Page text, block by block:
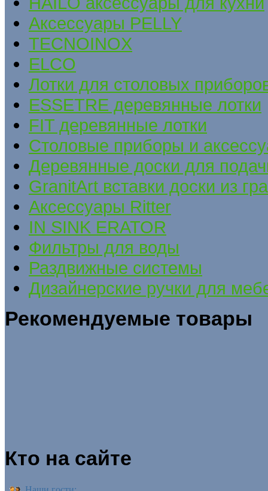
Аксессуары PELLY
TECNOINOX
ELCO
Лотки для столовых
ESSETRE деревянные лотки
FIT деревянные лотки
Столовые приборы и
Деревянные доски для
GranitArt вставки доски из
Аксессуары Ritter
IN SINK ERATOR
Фильтры для воды
Раздвижные системы
Дизайнерские ручки для
Рекомендуемые товары
Кто на сайте